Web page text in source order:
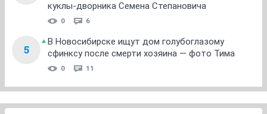
куклы-дворника Семена Степановича
0 6
5
В Новосибирске ищут дом голубоглазому
сфинксу после смерти хозяина — фото Тима
0 11